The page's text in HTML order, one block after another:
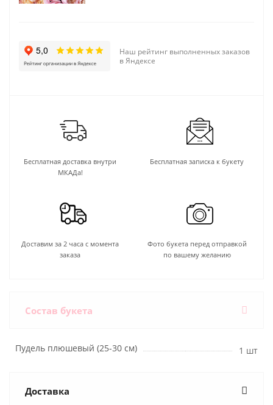
Наш рейтинг выполненных заказов
в Яндексе
Бесплатная доставка внутри
МКАДа!
Бесплатная записка к букету
Доставим за 2 часа с момента
заказа
Фото букета перед отправкой
по вашему желанию
Состав букета
Пудель плюшевый (25-30 см) 1 шт
Доставка